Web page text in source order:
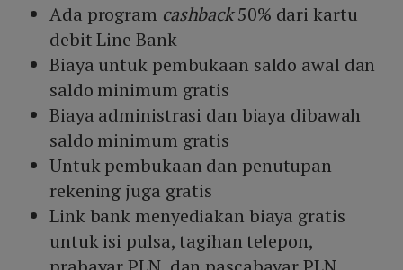
Ada program cashback50% dari kartu
debit Line Bank
Biaya untuk pembukaan saldo awal dan
saldo minimum gratis
Biaya administrasi dan biaya dibawah
saldo minimum gratis
Untuk pembukaan dan penutupan
rekening juga gratis
Link bank menyediakan biaya gratis
untuk isi pulsa, tagihan telepon,